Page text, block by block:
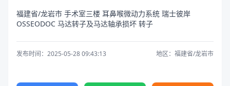
福建省/龙岩市 手术室三楼 耳鼻喉微动力系统 瑞士彼岸
OSSEODOC 马达转子及马达轴承损坏 转子
发布时间：2025-05-28 09:43:13 地区：福建省/龙岩市